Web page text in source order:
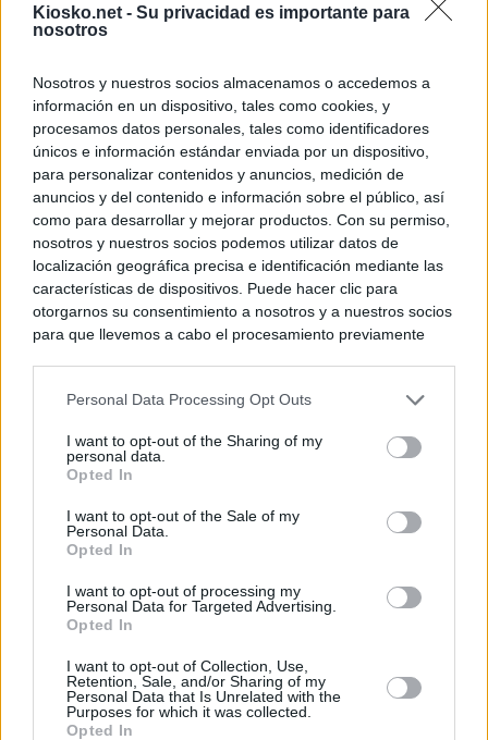
Kiosko.net - Su privacidad es importante para
nosotros
Nosotros y nuestros socios almacenamos o accedemos a
información en un dispositivo, tales como cookies, y
procesamos datos personales, tales como identificadores
únicos e información estándar enviada por un dispositivo,
para personalizar contenidos y anuncios, medición de
anuncios y del contenido e información sobre el público, así
como para desarrollar y mejorar productos. Con su permiso,
nosotros y nuestros socios podemos utilizar datos de
localización geográfica precisa e identificación mediante las
características de dispositivos. Puede hacer clic para
otorgarnos su consentimiento a nosotros y a nuestros socios
para que llevemos a cabo el procesamiento previamente
negar su consentimiento. Tenga en cuenta que algún
de su consentimiento, pero usted tiene el derecho de
rechazar tal procesamiento. Sus preferencias se aplicarán
cualquier momento entrando de nuevo en este sitio web o
visitando nuestra política de privacidad.
Personal Data Processing Opt Outs
I want to opt-out of the Sharing of my
personal data.
Opted In
I want to opt-out of the Sale of my
Personal Data.
Opted In
I want to opt-out of processing my
Personal Data for Targeted Advertising.
Opted In
I want to opt-out of Collection, Use,
Retention, Sale, and/or Sharing of my
Personal Data that Is Unrelated with the
Purposes for which it was collected.
Opted In